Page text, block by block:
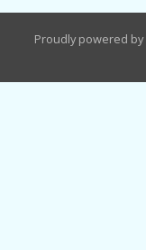
Proudly powered